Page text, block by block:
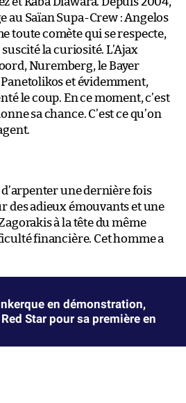
au Saïan Supa-Crew : Angelos
toute comète qui se respecte,
la curiosité. L’Ajax
Nuremberg, le Bayer
et évidemment,
le coup. En ce moment, c’est
sa chance. C’est ce qu’on
une dernière fois
des adieux émouvants et une
à la tête du même
financière. Cet homme a
en démonstration,
Star pour sa première en